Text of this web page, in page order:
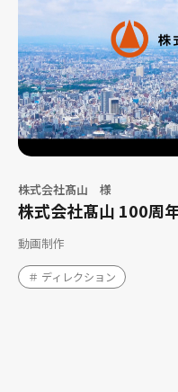
株式会社髙山 様
株式会社髙山 100周
動画制作
＃ ディレクション